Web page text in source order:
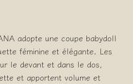
adopte une coupe babydoll
féminine et élégante. Les
le devant et dans le dos,
et apportent volume et